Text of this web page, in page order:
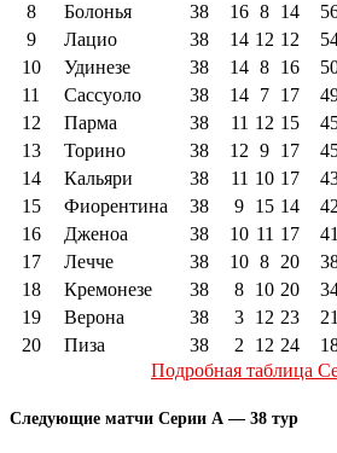
8
Болонья 38 16 8 14
9
Лацио 38 14 12 12
10
Удинезе 38 14 8 16
11
Сассуоло 38 14 7 17
12
Парма 38 11 12 15
13
Торино 38 12 9 17
14
Кальяри 38 11 10 17
15
Фиорентина 38 9 15 14
42
16
Дженоа 38 10 11 17
41
17
Лечче 38 10 8 20
18
Кремонезе 38 8 10 20
19
Верона 38 3 12 23
21
20
Пиза 38 2 12 24
Подробная таблица
Следующие матчи Серии А — 38 тур